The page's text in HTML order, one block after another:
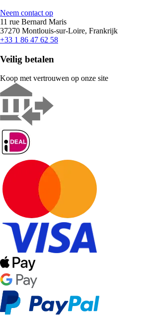
Neem contact op
11 rue Bernard Maris
37270 Montlouis-sur-Loire, Frankrijk
+33 1 86 47 62 58
Veilig betalen
Koop met vertrouwen op onze site